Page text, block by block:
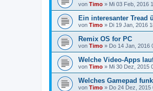
von Timo » Mi 03 Feb, 2016
Ein interesanter Tread
von Timo » Di 19 Jan, 2016
Remix OS for PC
von Timo » Do 14 Jan, 2016
Welche Video-Apps
von Timo » Mi 30 Dez, 2015
Welches Gamepad
von Timo » Do 24 Dez, 2015